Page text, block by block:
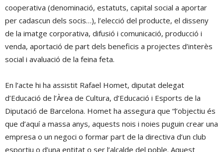
cooperativa (denominació, estatuts, capital social a aportar
per cadascun dels socis…), l’elecció del producte, el disseny
de la imatge corporativa, difusió i comunicació, producció i
venda, aportació de part dels beneficis a projectes d’interès
social i avaluació de la feina feta.
En l’acte hi ha assistit Rafael Homet, diputat delegat
d’Educació de l’Àrea de Cultura, d’Educació i Esports de la
Diputació de Barcelona. Homet ha assegura que “l’objectiu és
que d’aquí a massa anys, aquests nois i noies puguin crear una
empresa o un negoci o formar part de la directiva d’un club
esportiu o d’una entitat o ser l’alcalde del poble. Aquest